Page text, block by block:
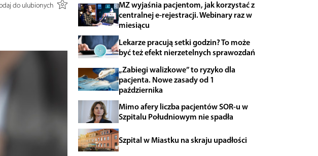
do ulubionych
MZ wyjaśnia pacjentom, jak korzystać z
centralnej e-rejestracji. Webinary raz w
miesiącu
Lekarze pracują setki godzin? To może
być też efekt nierzetelnych sprawozdań
„Zabiegi walizkowe” to ryzyko dla
pacjenta. Nowe zasady od 1
października
Mimo afery liczba pacjentów SOR-u w
Szpitalu Południowym nie spadła
Szpital w Miastku na skraju upadłości